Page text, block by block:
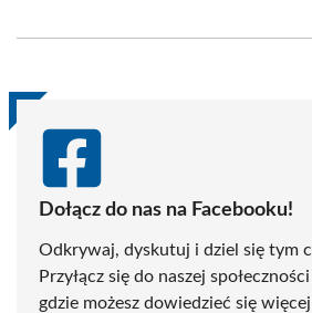
(Twitter)
Dołącz do nas na Facebooku!
Odkrywaj, dyskutuj i dziel się tym
Przyłącz się do naszej
gdzie możesz dowiedzieć się